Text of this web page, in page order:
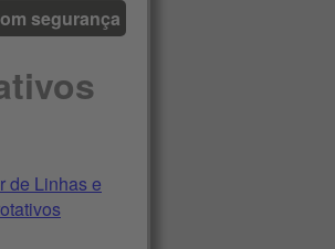
segurança